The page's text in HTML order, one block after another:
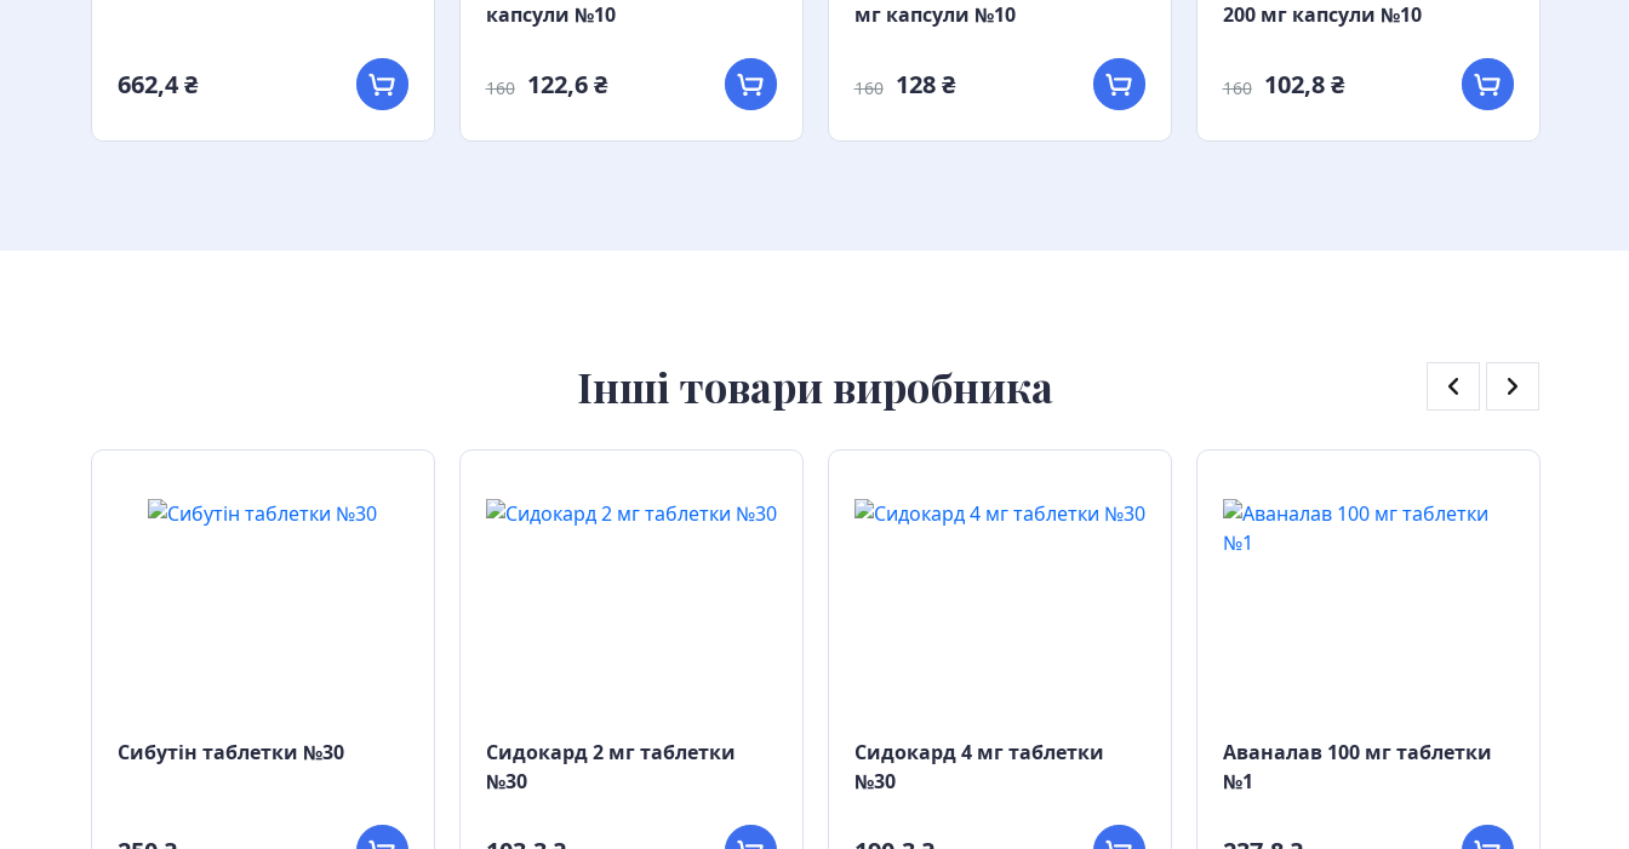
662,4 ₴
капсули №10
160 122,6 ₴
мг капсули №10
160 128 ₴
200 мг капсули №10
160 102,8 ₴
Інші товари виробника
Сибутін таблетки №30
Сидокард 2 мг таблетки
№30
Сидокард 4 мг таблетки
№30
Аваналав 100 мг таблетки
№1